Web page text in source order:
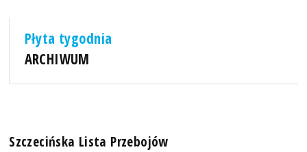
Płyta tygodnia
ARCHIWUM
Szczecińska Lista Przebojów